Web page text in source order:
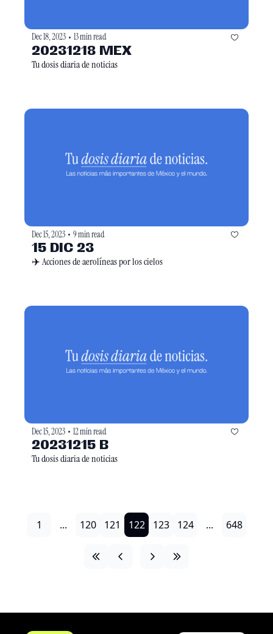
Dec 18, 2023 • 13 min read
20231218 MEX
Tu dosis diaria de noticias
Dec 15, 2023 • 9 min read
15 DIC 23
✈️ Acciones de aerolíneas por los cielos
Dec 15, 2023 • 12 min read
20231215 B
Tu dosis diaria de noticias
1 ... 120 121 122 123 124 ... 648